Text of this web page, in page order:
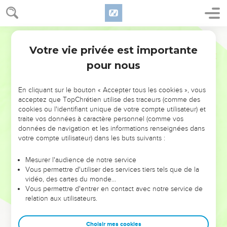
NE MANQUEZ PAS L’ÉVÉNEMENT
DE L’ANNÉE !
ET SI LEURS ERREURS POUVAIENT VOUS ÉVITER LES
VOTRES ?
leur foi ou leur vision. Mais on voit moins les doutes, les erreurs
et les saisons difficiles qu'ils ont traversés, alors même que ce
sont elles qui les ont façonnés.
Dans cette conférence, leaders, entrepreneurs, et responsables
clés pour avancer avec plus de sagesse afin que leurs erreurs
Votre vie privée est importante
pour nous
En cliquant sur le bouton « Accepter tous les cookies », vous
acceptez que TopChrétien utilise des traceurs (comme des
cookies ou l'identifiant unique de votre compte utilisateur) et
traite vos données à caractère personnel (comme vos
données de navigation et les informations renseignées dans
votre compte utilisateur) dans les buts suivants :
Mesurer l'audience de notre service
Vous permettre d'utiliser des services tiers tels que de la
vidéo, des cartes du monde…
Vous permettre d'entrer en contact avec notre service de
relation aux utilisateurs.
Choisir mes cookies